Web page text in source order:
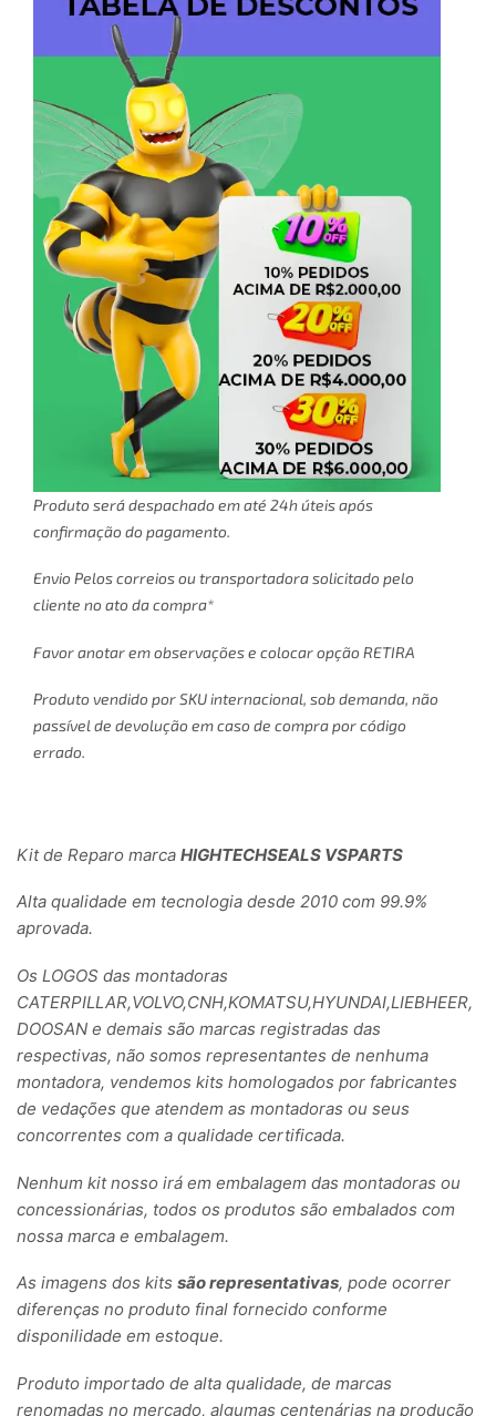
Produto será despachado em até 24h úteis após
confirmação do pagamento.
Envio Pelos correios ou transportadora solicitado pelo
cliente no ato da compra*
Favor anotar em observações e colocar opção RETIRA
Produto vendido por SKU internacional, sob demanda, não
passível de devolução em caso de compra por código
errado.
Kit de Reparo marca HIGHTECHSEALS VSPARTS
Alta qualidade em tecnologia desde 2010 com 99.9%
aprovada.
Os LOGOS das montadoras
CATERPILLAR,VOLVO,CNH,KOMATSU,HYUNDAI,LIEBHEER,
DOOSAN e demais são marcas registradas das
respectivas, não somos representantes de nenhuma
montadora, vendemos kits homologados por fabricantes
de vedações que atendem as montadoras ou seus
concorrentes com a qualidade certificada.
Nenhum kit nosso irá em embalagem das montadoras ou
concessionárias, todos os produtos são embalados com
nossa marca e embalagem.
As imagens dos kits são representativas, pode ocorrer
diferenças no produto final fornecido conforme
disponilidade em estoque.
Produto importado de alta qualidade, de marcas
renomadas no mercado, algumas centenárias na produção